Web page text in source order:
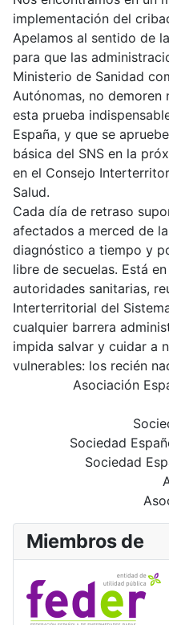
implementación del
Apelamos al sentido de
para que las
Ministerio de Sanidad
Autónomas, no demoren
esta prueba
España, y que se
básica del SNS en la
en el Consejo
Salud.
Cada día de retraso
afectados a merced de
diagnóstico a tiempo y
libre de secuelas. Está
autoridades sanitarias,
Interterritorial del
cualquier barrera
impida salvar y cuidar a
vulnerables: los recién
Asociación
Sociedad
Sociedad
Miembros de